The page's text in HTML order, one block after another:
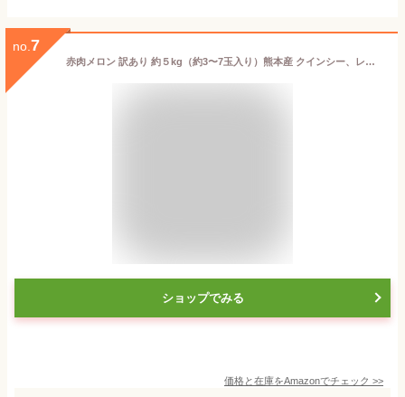
no. 7
赤肉メロン 訳あり 約５kg（約3〜7玉入り）熊本産 クインシー、レノンなど旬な赤肉メロン 80サイズ
ショップでみる
価格と在庫をAmazonでチェック >>